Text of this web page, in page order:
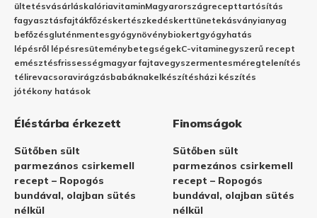
ültetésvásárláskalóriavitaminMagyarországrecepttartósítás
fagyasztásfajtákfőzéskertészkedéskerttünetekásványianyag
befőzésgluténmentesgyógynövénybiokertgyógyhatás
lépésről lépésresüteménybetegségekC-vitaminegyszerű recept
emésztésfrissességmagyar fajtavegyszermentesméregtelenítés
télirevacsoravirágzásbabáknakelkészítésházi készítés
jótékony hatások
Éléstárba érkezett
Sütőben sült
parmezános csirkemell
recept – Ropogós
bundával, olajban sütés
nélkül
Finomságok
Sütőben sült
parmezános csirkemell
recept – Ropogós
bundával, olajban sütés
nélkül